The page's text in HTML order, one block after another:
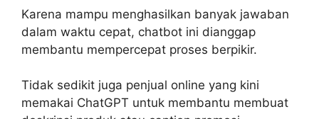
Karena mampu menghasilkan banyak jawaban
dalam waktu cepat, chatbot ini dianggap
membantu mempercepat proses berpikir.
Tidak sedikit juga penjual online yang kini
memakai ChatGPT untuk membantu membuat